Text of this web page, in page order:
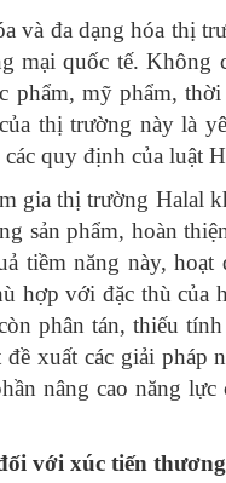
và đa dạng hóa thị
mại quốc tế.
phẩm, mỹ phẩm,
thị trường này là
quy định của luật
gia thị trường Halal
sản phẩm, hoàn
tiềm năng này,
hợp với đặc thù
phân tán, thiếu
xuất các giải pháp
nâng cao năng
với xúc tiến